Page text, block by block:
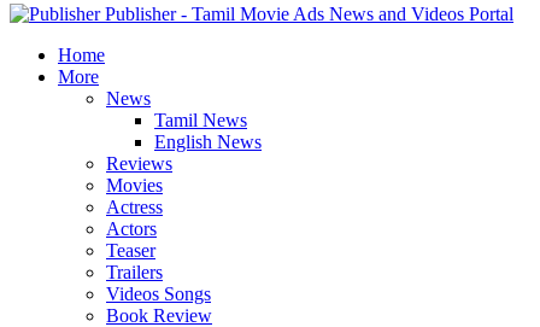
Publisher - Tamil Movie Ads News and Videos Portal
Home
More
News
Tamil News
English News
Reviews
Movies
Actress
Actors
Teaser
Trailers
Videos Songs
Book Review